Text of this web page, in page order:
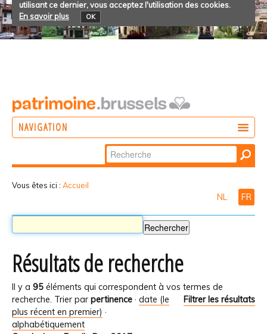
utilisant ce dernier, vous acceptez l'utilisation des cookies.
En savoir plus
OK
NAVIGATION
Chercher par
Recherche
Vous êtes ici : Accueil
NL FR
Résultats de recherche
Il y a 95 éléments qui correspondent à vos termes de
recherche.
Filtrer les résultats
Trier par pertinence · date (le
plus récent en premier) ·
alphabétiquement